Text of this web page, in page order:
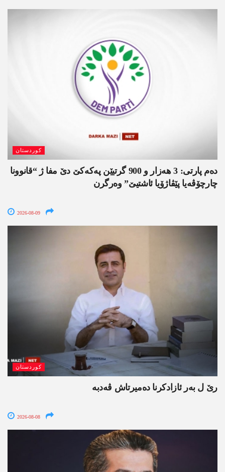
کوردستان
دەم پارتی: 3 ھەزار و 900 گرتیێن پەکەکێ دێ مفا ژ “قانوونا
چارچۆڤەیا پێڤاژۆیا ئاشتیێ” وەرگرن
2026-08-09
کوردستان
رێ ل بەر ئازادکرنا دەمیرتاش ڤەدبە
2026-08-08